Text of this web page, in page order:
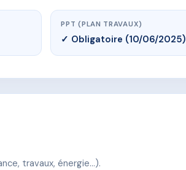
PPT (PLAN TRAVAUX)
✓ Obligatoire (10/06/2025)
travaux, énergie…).